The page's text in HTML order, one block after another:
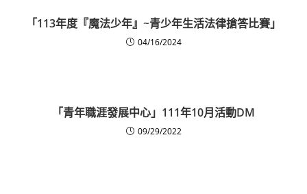
「113年度『魔法少年』~青少年生活法律搶答比賽」
04/16/2024
「青年職涯發展中心」111年10月活動DM
09/29/2022